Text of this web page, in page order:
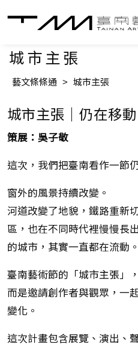
城市主張
藝文條條通 > 城市主張
城市主張｜仍在移
策展：吳子敬
這次，我們把臺南看作一節
窗外的風景持續改變。
河道改變了地貌，鐵路重新
區，也在不同時代裡慢慢長
的城市，其實一直都在流動。
臺南藝術節的「城市主張」
而是邀請創作者與觀眾，一
變化。
這次計畫包含展覽、演出、